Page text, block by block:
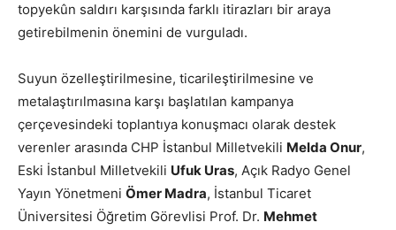
topyekûn saldırı karşısında farklı itirazları bir araya
getirebilmenin önemini de vurguladı.
Suyun özelleştirilmesine, ticarileştirilmesine ve
metalaştırılmasına karşı başlatılan kampanya
çerçevesindeki toplantıya konuşmacı olarak destek
verenler arasında CHP İstanbul Milletvekili Melda Onur,
Eski İstanbul Milletvekili Ufuk Uras, Açık Radyo Genel
Yayın Yönetmeni Ömer Madra, İstanbul Ticaret
Üniversitesi Öğretim Görevlisi Prof. Dr. Mehmet